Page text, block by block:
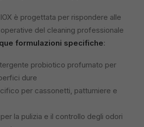
è progettata per rispondere alle
del cleaning professionale
formulazioni specifiche:
probiotico profumato per
dure
per cassonetti, pattumiere e
la pulizia e il controllo degli odori